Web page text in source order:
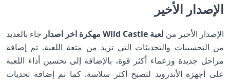
الإصدار الأخير
الإصدار الأخير من لعبة Wild Castle مهكرة اخر اصدار
جاء بالعديد
من التحسينات والتحديثات التي تزيد من متعة اللعبة. تم إضافة
مراحل جديدة وزعماء أكثر قوة، بالإضافة إلى تحسين أداء اللعبة
على أجهزة الأندرويد لتصبح أكثر سلاسة. كما تم إضافة تحديات